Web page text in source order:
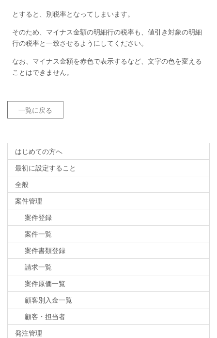
とすると、別税率となってしまいます。
そのため、マイナス金額の明細行の税率も、値引き対象の明細
行の税率と一致させるようにしてください。
なお、マイナス金額を赤色で表示するなど、文字の色を変える
ことはできません。
一覧に戻る
はじめての方へ
最初に設定すること
全般
案件管理
案件登録
案件一覧
案件書類登録
請求一覧
案件原価一覧
顧客別入金一覧
顧客・担当者
発注管理